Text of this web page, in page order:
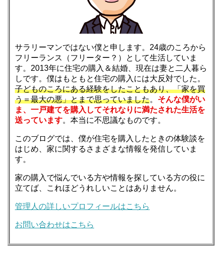
サラリーマンではない僕と申します。24歳のころから
フリーランス（フリーター？）として生活していま
す。2013年に住宅の購入＆結婚、現在は妻と二人暮ら
しです。僕はもともと住宅の購入には大反対でした。
子どものころにある経験をしたこともあり、「家を買
う＝最大の悪」とまで思っていました。 そんな僕がい
ま、一戸建てを購入してそれなりに満たされた生活を
送っています。本当に不思議なものです。
このブログでは、僕が住宅を購入したときの体験談を
はじめ、家に関するさまざまな情報を発信していま
す。
家の購入で悩んでいる方や情報を探している方の役に
立てば、これほどうれしいことはありません。
管理人の詳しいプロフィールはこちら
お問い合わせはこちら